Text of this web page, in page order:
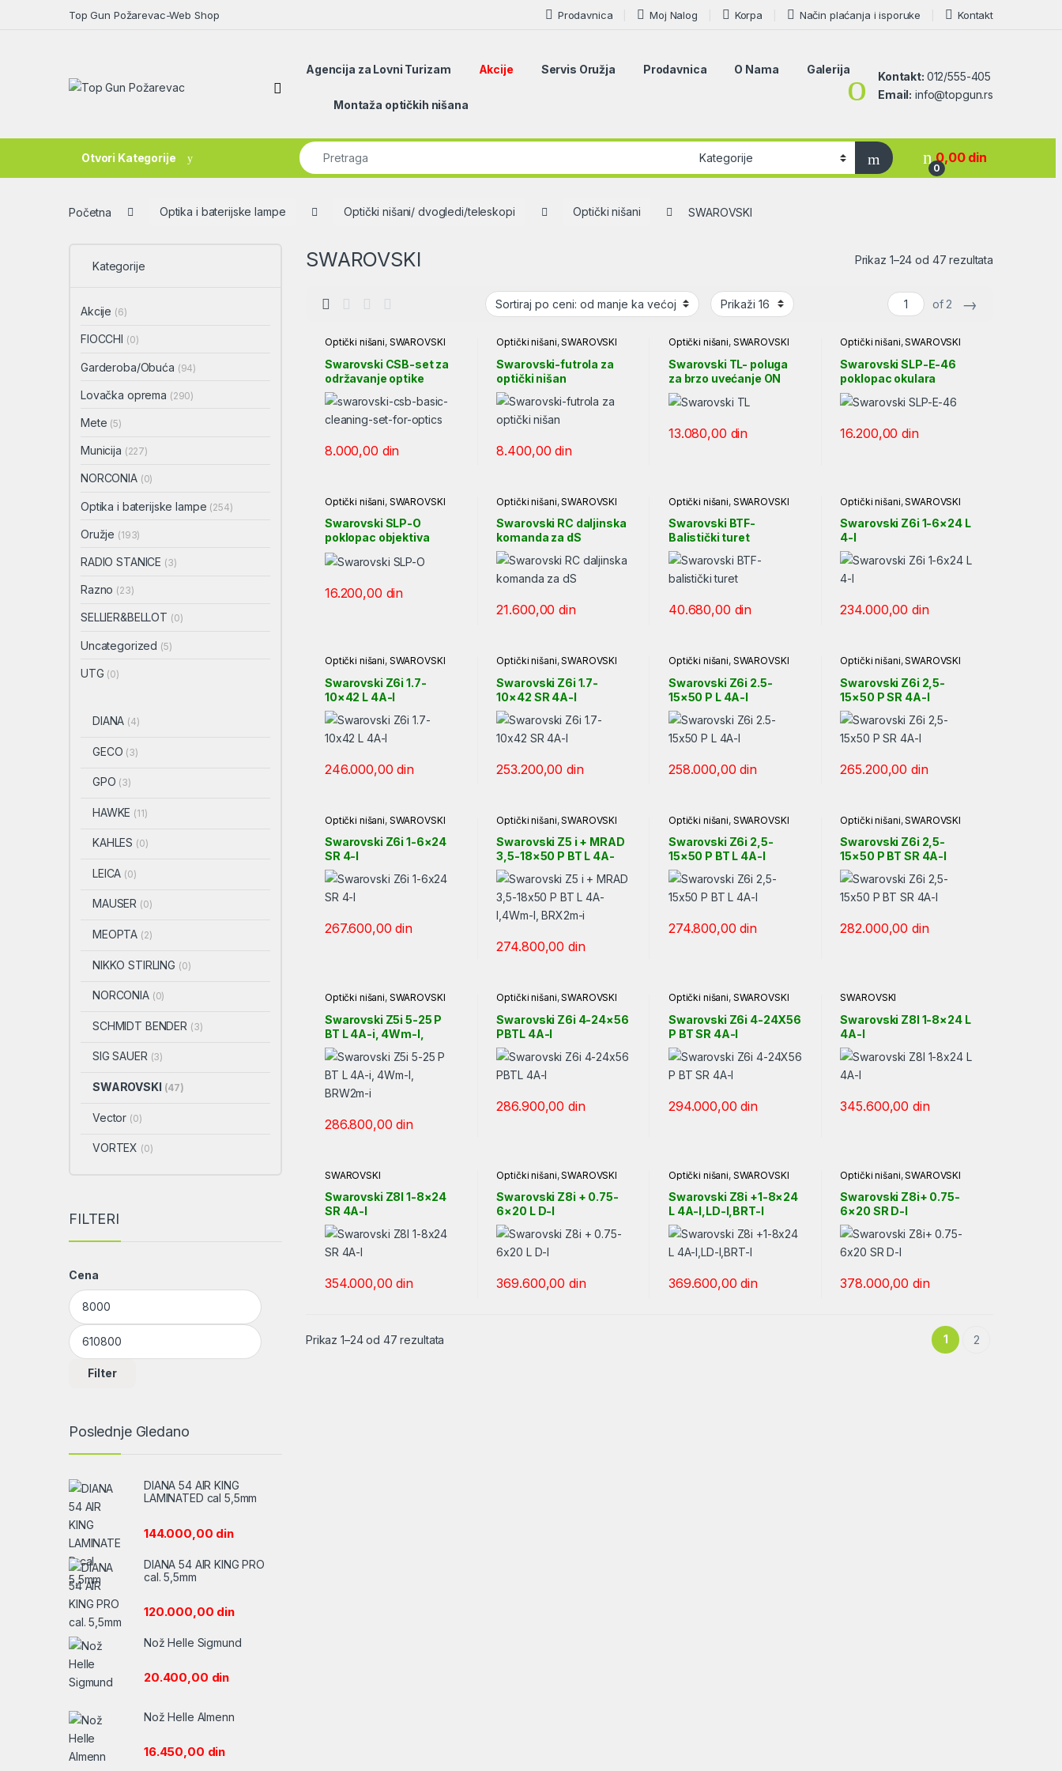
Top Gun Požarevac-Web Shop Prodavnica Moj Nalog Korpa Način plaćanja i isporuke Kontakt
Open
Agencija za Lovni Turizam Akcije Servis Oružja Prodavnica O Nama Galerija
Montaža optičkih nišana
Kontakt: 012/555-405
Email: info@topgun.rs
Otvori Kategorije
Search for:
0
0,00 din
Početna Optika i baterijske lampe Optički nišani/ dvogledi/teleskopi Optički nišani SWAROVSKI
SWAROVSKI Prikaz 1–24 od 47 rezultata
of 2 →
Optički nišani, SWAROVSKI
Swarovski CSB-set za
održavanje optike
8.000,00 din
Optički nišani,SWAROVSKI
Swarovski-futrola za
optički nišan
8.400,00din
Optički nišani, SWAROVSKI
Swarovski TL- poluga
za brzo uvećanje ON
13.080,00 din
Optički nišani,SWAROVSKI
Swarovski SLP-E-46
poklopac okulara
16.200,00din
Optički nišani, SWAROVSKI
Swarovski SLP-O
poklopac objektiva
16.200,00 din
Optički nišani,SWAROVSKI
Swarovski RC daljinska
komanda za dS
21.600,00din
Optički nišani, SWAROVSKI
Swarovski BTF-
Balistički turet
40.680,00 din
Optički nišani,SWAROVSKI
Swarovski Z6i 1-6×24 L
4-I
234.000,00 din
Optički nišani, SWAROVSKI
Swarovski Z6i 1.7-
10×42 L 4A-I
246.000,00din
Optički nišani,SWAROVSKI
Swarovski Z6i 1.7-
10×42 SR 4A-I
253.200,00 din
Optički nišani, SWAROVSKI
Swarovski Z6i 2.5-
15×50 P L 4A-I
258.000,00din
Optički nišani,SWAROVSKI
Swarovski Z6i 2,5-
15×50 P SR 4A-I
265.200,00 din
Optički nišani, SWAROVSKI
Swarovski Z6i 1-6×24
SR 4-I
267.600,00din
Optički nišani,SWAROVSKI
Swarovski Z5 i + MRAD
3,5-18×50 P BT L 4A-
I,4Wm-I, BRX2m-i
274.800,00 din
Optički nišani, SWAROVSKI
Swarovski Z6i 2,5-
15×50 P BT L 4A-I
274.800,00din
Optički nišani,SWAROVSKI
Swarovski Z6i 2,5-
15×50 P BT SR 4A-I
282.000,00 din
Optički nišani, SWAROVSKI
Swarovski Z5i 5-25 P
BT L 4A-i, 4Wm-I,
BRW2m-i
286.800,00din
Optički nišani,SWAROVSKI
Swarovski Z6i 4-24×56
PBTL 4A-I
286.900,00 din
Optički nišani, SWAROVSKI
Swarovski Z6i 4-24X56
P BT SR 4A-I
294.000,00din
SWAROVSKI
Swarovski Z8I 1-8×24 L
4A-I
345.600,00 din
SWAROVSKI
Swarovski Z8I 1-8×24
SR 4A-I
354.000,00din
Optički nišani,SWAROVSKI
Swarovski Z8i + 0.75-
6×20 L D-I
369.600,00 din
Optički nišani, SWAROVSKI
Swarovski Z8i +1-8×24
L 4A-I,LD-I,BRT-I
369.600,00din
Optički nišani,SWAROVSKI
Swarovski Z8i+ 0.75-
6×20 SR D-I
378.000,00 din
Prikaz 1–24 od 47 rezultata 1 2
Kategorije
Akcije (6)
FIOCCHI (0)
Garderoba/Obuća (94)
Lovačka oprema (290)
Mete (5)
Municija (227)
NORCONIA (0)
Optika i baterijske lampe (254)
Oružje (193)
RADIO STANICE (3)
Razno (23)
SELLIER&BELLOT (0)
Uncategorized (5)
UTG (0)
DIANA (4)
GECO (3)
GPO (3)
HAWKE (11)
KAHLES (0)
LEICA (0)
MAUSER (0)
MEOPTA (2)
NIKKO STIRLING (0)
NORCONIA (0)
SCHMIDT BENDER (3)
SIG SAUER (3)
SWAROVSKI (47)
Vector (0)
VORTEX (0)
FILTERI
Cena
Minimalna cena
Maksimalna cena
Filter
Poslednje Gledano
DIANA 54 AIR KING
LAMINATED cal 5,5mm
144.000,00 din
DIANA 54 AIR KING PRO
cal. 5,5mm
120.000,00 din
Nož Helle Sigmund
20.400,00 din
Nož Helle Almenn
16.450,00 din